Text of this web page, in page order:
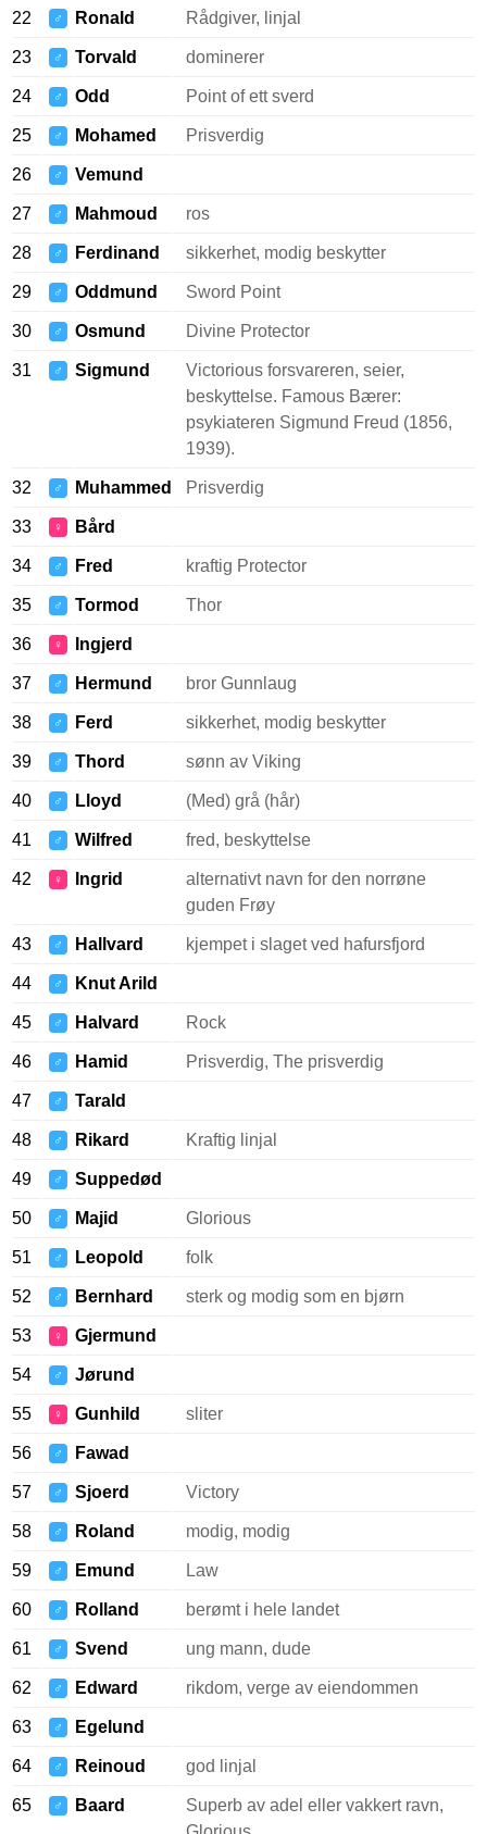
22 ♂ Ronald Rådgiver, linjal
23 ♂ Torvald dominerer
24 ♂ Odd Point of ett sverd
25 ♂ Mohamed Prisverdig
26 ♂ Vemund
27 ♂ Mahmoud ros
28 ♂ Ferdinand sikkerhet, modig beskytter
29 ♂ Oddmund Sword Point
30 ♂ Osmund Divine Protector
31 ♂ Sigmund
Victorious forsvareren, seier,
beskyttelse. Famous Bærer:
psykiateren Sigmund Freud (1856,
1939).
32 ♂ Muhammed Prisverdig
33 ♀ Bård
34 ♂ Fred kraftig Protector
35 ♂ Tormod Thor
36 ♀ Ingjerd
37 ♂ Hermund bror Gunnlaug
38 ♂ Ferd sikkerhet, modig beskytter
39 ♂ Thord sønn av Viking
40 ♂ Lloyd (Med) grå (hår)
41 ♂ Wilfred fred, beskyttelse
42 ♀ Ingrid
alternativt navn for den norrøne
guden Frøy
43 ♂ Hallvard kjempet i slaget ved hafursfjord
44 ♂ Knut Arild
45 ♂ Halvard Rock
46 ♂ Hamid Prisverdig, The prisverdig
47 ♂ Tarald
48 ♂ Rikard Kraftig linjal
49 ♂ Suppedød
50 ♂ Majid Glorious
51 ♂ Leopold folk
52 ♂ Bernhard sterk og modig som en bjørn
53 ♀ Gjermund
54 ♂ Jørund
55 ♀ Gunhild sliter
56 ♂ Fawad
57 ♂ Sjoerd Victory
58 ♂ Roland modig, modig
59 ♂ Emund Law
60 ♂ Rolland berømt i hele landet
61 ♂ Svend ung mann, dude
62 ♂ Edward rikdom, verge av eiendommen
63 ♂ Egelund
64 ♂ Reinoud god linjal
65 ♂ Baard
Superb av adel eller vakkert ravn,